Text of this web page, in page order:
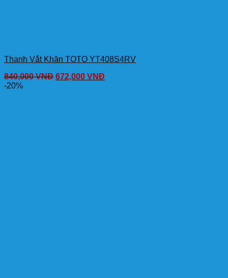
Thanh Vắt Khăn TOTO YT408S4RV
840,000VNĐ 672,000 VNĐ
-20%